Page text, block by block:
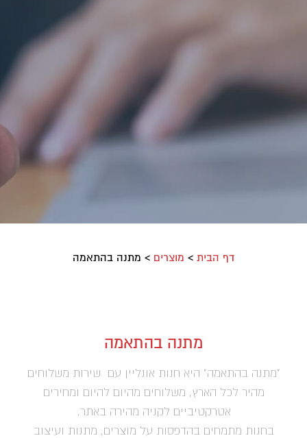
דף הבית > מוצרים > מתנה בהתאמה
מתנה בהתאמה
"מתנה בהתאמה" היא חנות אונליין עם שירות משלוחים
מהיר לכל הארץ, משלוחים מהיום להיום ומחירים
אטרקטיביים לקניה מהירה באתר.
בחנות מתמחים בהדפסות על מוצרים, מתנות ועיצוב